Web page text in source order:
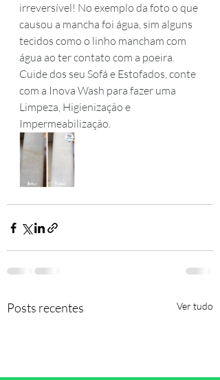
irreversível! No exemplo da foto o que
causou a mancha foi água, sim alguns
tecidos como o linho mancham com
água ao ter contato com a poeira.
Cuide dos seu Sofá e Estofados, conte
com a Inova Wash para fazer uma
Limpeza, Higienização e
Impermeabilização.
Posts recentes Ver tudo